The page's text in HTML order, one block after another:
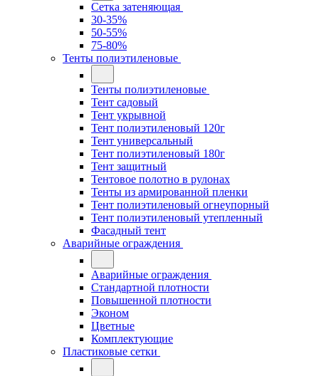
Сетка затеняющая
30-35%
50-55%
75-80%
Тенты полиэтиленовые
Тенты полиэтиленовые
Тент садовый
Тент укрывной
Тент полиэтиленовый 120г
Тент универсальный
Тент полиэтиленовый 180г
Тент защитный
Тентовое полотно в рулонах
Тенты из армированной пленки
Тент полиэтиленовый огнеупорный
Тент полиэтиленовый утепленный
Фасадный тент
Аварийные ограждения
Аварийные ограждения
Стандартной плотности
Повышенной плотности
Эконом
Цветные
Комплектующие
Пластиковые сетки